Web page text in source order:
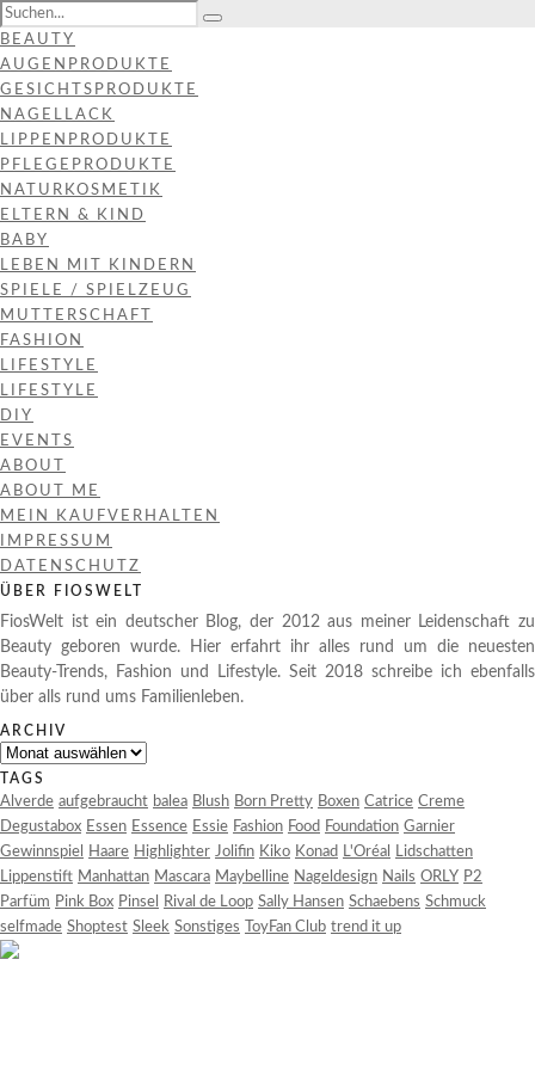
BEAUTY
AUGENPRODUKTE
GESICHTSPRODUKTE
NAGELLACK
LIPPENPRODUKTE
PFLEGEPRODUKTE
NATURKOSMETIK
ELTERN & KIND
BABY
LEBEN MIT KINDERN
SPIELE / SPIELZEUG
MUTTERSCHAFT
FASHION
LIFESTYLE
LIFESTYLE
DIY
EVENTS
ABOUT
ABOUT ME
MEIN KAUFVERHALTEN
IMPRESSUM
DATENSCHUTZ
ÜBER FIOSWELT
FiosWelt ist ein deutscher Blog, der 2012 aus meiner Leidenschaft zu
Beauty geboren wurde. Hier erfahrt ihr alles rund um die neuesten
Beauty-Trends, Fashion und Lifestyle. Seit 2018 schreibe ich ebenfalls
über alls rund ums Familienleben.
ARCHIV
Archiv
TAGS
Alverde aufgebraucht balea Blush Born Pretty Boxen Catrice Creme
Degustabox Essen Essence Essie Fashion Food Foundation Garnier
Gewinnspiel
Haare Highlighter Jolifin Kiko Konad L'Oréal
Lidschatten
Lippenstift Manhattan Mascara Maybelline Nageldesign Nails ORLY P2
Parfüm Pink Box Pinsel Rival de Loop Sally Hansen Schaebens Schmuck
selfmade Shoptest Sleek Sonstiges ToyFan Club trend it up